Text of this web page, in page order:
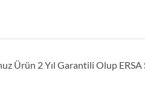
Ürün 2 Yıl Garantili Olup